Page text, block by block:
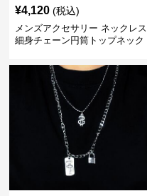
¥4,120 (税込)
メンズアクセサリー ネックレス
細身チェーン円筒トップネック